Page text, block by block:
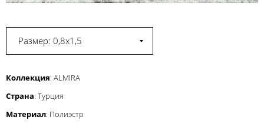
Размер: 0,8x1,5
Коллекция: ALMIRA
Страна: Турция
Материал: Полиэстр